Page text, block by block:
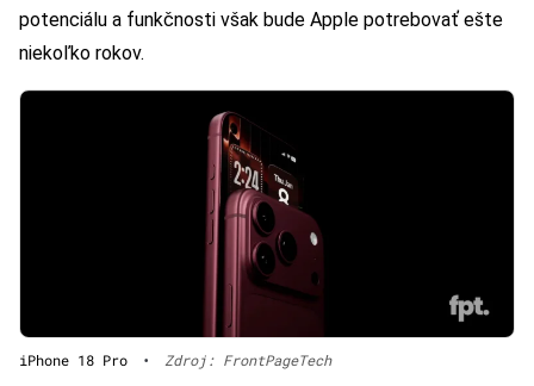
potenciálu a funkčnosti však bude Apple potrebovať ešte
niekoľko rokov.
iPhone 18 Pro • Zdroj: FrontPageTech